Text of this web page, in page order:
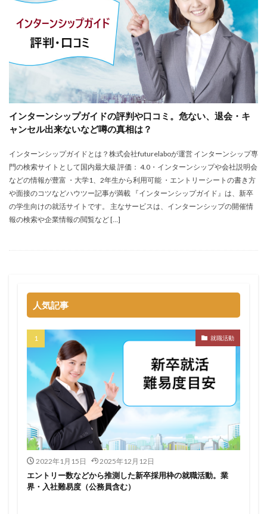
インターンシップガイドの評判や口コミ。危ない、退会・キ
ャンセル出来ないなど噂の真相は？
インターンシップガイドとは？株式会社futurelaboが運営 インターンシップ専
門の検索サイトとして国内最大級 評価： 4.0・インターンシップや会社説明会
などの情報が豊富 ・大学1、2年生から利用可能 ・エントリーシートの書き方
や面接のコツなどハウツー記事が満載 『インターンシップガイド』は、新卒
の学生向けの就活サイトです。 主なサービスは、インターンシップの開催情
報の検索や企業情報の閲覧など […]
人気記事
就職活動
2022年1月15日 2025年12月12日
エントリー数などから推測した新卒採用枠の就職活動。業
界・入社難易度（公務員含む）
強みが見つからない
強み
平均年収
平均 就職浪人
就職
就職支援先
就職情報サイト
就職出来る
就職先
就職偏差値 就職できない
就職サイト
就職カレッジ
大学院
大企業
怪しい
優良企業 内定の割合
内定が欲しい
内定がもらえない
内定がない
内定がすぐ出る企業
内定出るのが早い
倍率が低い
信頼できる
何個
何がしたいかわからない
体験談
体育会系
内定をもらいやすい
内定欲しい
初めて
性格診断アプリ
情報系学部
会社辞めたい
若者
誰でも受かる業界
評判
見分け方
裁量権
落ちてから
自己分析ツール 身バレ
自己分析
自己PR動画
職種 職務経歴書
職サークル
締切
第二新卒とは
第二新卒エージェントneo
第二新卒
超優良企業 種類
長所
面談
面接 難易度
難しく考えすぎ
難しい
隠れホワイト企業
長所がわからない
適職診断ツール